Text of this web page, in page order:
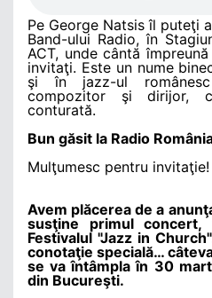
Pe George Natsis îl puteţi
Band-ului Radio, în
ACT, unde cântă
invitaţi. Este un nume
şi în jazz-ul
compozitor şi dirijor,
conturată.
Bun găsit la Radio
Mulţumesc pentru invitaţie!
Avem plăcerea de a
susţine primul concert,
Festivalul "Jazz in
conotaţie specială…
se va întâmpla în 30
din Bucureşti.